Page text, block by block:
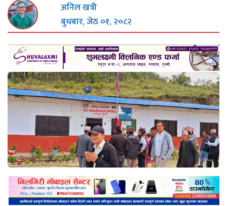
अनिल खत्री
बुधबार, जेठ ०१, २०८२